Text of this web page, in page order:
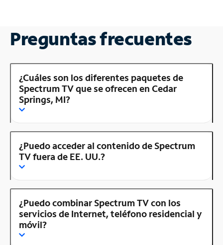
Preguntas frecuentes
¿Cuáles son los diferentes paquetes de
Spectrum TV que se ofrecen en Cedar
Springs, MI?
¿Puedo acceder al contenido de Spectrum
TV fuera de EE. UU.?
¿Puedo combinar Spectrum TV con los
servicios de Internet, teléfono residencial y
móvil?